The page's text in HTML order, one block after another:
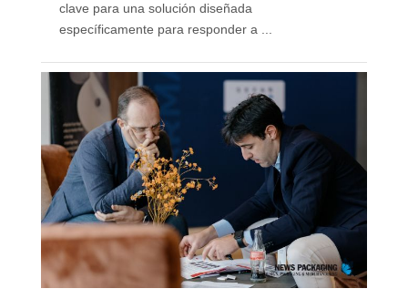
clave para una solución diseñada
específicamente para responder a ...